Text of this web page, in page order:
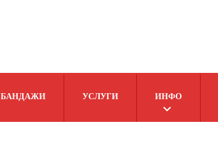
БАНДАЖИ УСЛУГИ ИНФО